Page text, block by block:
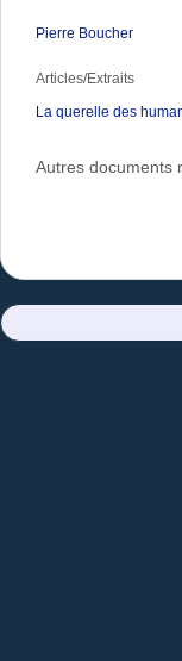
Pierre Boucher
Articles/Extraits
La querelle des
Autres documents